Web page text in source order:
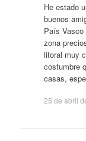
He estado
buenos
País
zona
litoral muy
costumbre
casas,
25 de abril